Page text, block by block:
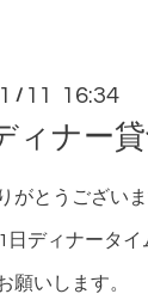
/ 11 16:34
ィナー
がとうございま
日ディナータイ
願いします。